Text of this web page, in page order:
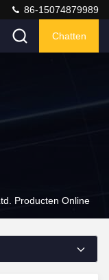
86-15074879989
Chatten
Producten Online